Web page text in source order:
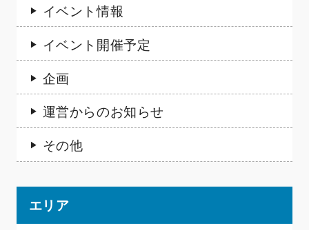
イベント情報
イベント開催予定
企画
運営からのお知らせ
その他
エリア